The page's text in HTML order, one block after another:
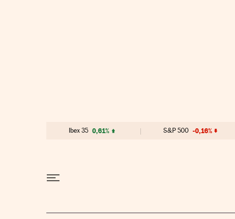
Ibex 35 0,61% S&P 500 -0,16%